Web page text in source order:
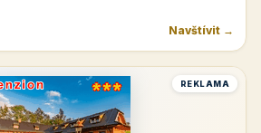
Navštívit →
REKLAMA